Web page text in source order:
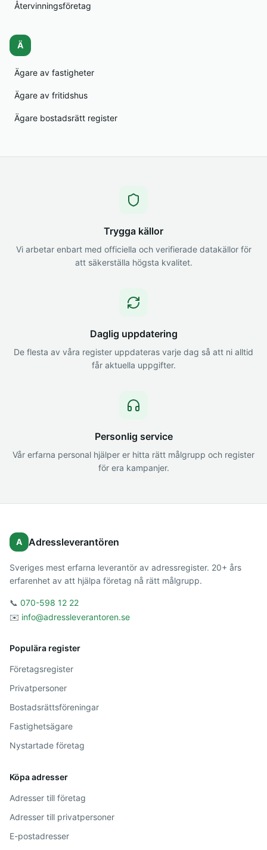
Återvinningsföretag
Ä
Ägare av fastigheter
Ägare av fritidshus
Ägare bostadsrätt register
Trygga källor
Vi arbetar enbart med officiella och verifierade datakällor för
att säkerställa högsta kvalitet.
Daglig uppdatering
De flesta av våra register uppdateras varje dag så att ni alltid
får aktuella uppgifter.
Personlig service
Vår erfarna personal hjälper er hitta rätt målgrupp och register
för era kampanjer.
A Adressleverantören
Sveriges mest erfarna leverantör av adressregister. 20+ års
erfarenhet av att hjälpa företag nå rätt målgrupp.
📞 070-598 12 22
✉️ info@adressleverantoren.se
Populära register
Företagsregister
Privatpersoner
Bostadsrättsföreningar
Fastighetsägare
Nystartade företag
Köpa adresser
Adresser till företag
Adresser till privatpersoner
E-postadresser